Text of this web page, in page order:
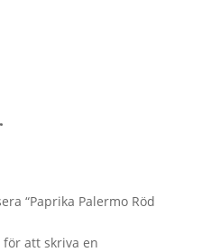
“Paprika Palermo Röd
för att skriva en